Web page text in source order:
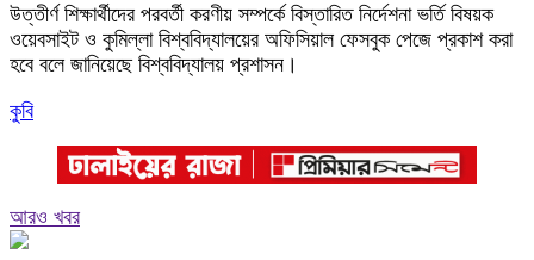
উত্তীর্ণ শিক্ষার্থীদের পরবর্তী করণীয় সম্পর্কে বিস্তারিত নির্দেশনা ভর্তি বিষয়ক
ওয়েবসাইট ও কুমিল্লা বিশ্ববিদ্যালয়ের অফিসিয়াল ফেসবুক পেজে প্রকাশ করা
হবে বলে জানিয়েছে বিশ্ববিদ্যালয় প্রশাসন।
কুবি
আরও খবর